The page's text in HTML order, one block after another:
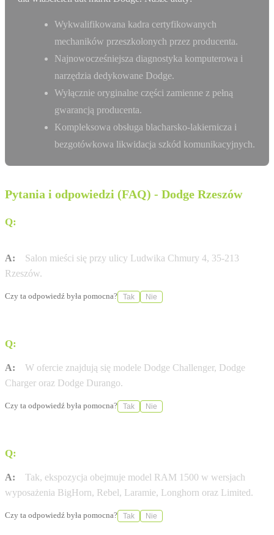
Wykwalifikowana kadra certyfikowanych
mechaników przeszkolonych przez producenta.
Najnowocześniejsza diagnostyka komputerowa i
narzędzia dedykowane Dodge.
Wyłącznie oryginalne części zamienne z pełną
gwarancją producenta.
Kompleksowa obsługa blacharsko-lakiernicza i
bezgotówkowa likwidacja szkód komunikacyjnych.
Pytania i odpowiedzi (FAQ) - Dodge Rzeszów
Q:
A:
Salon mieści się przy ulicy Ludwika Chmury 4, 35-213
Rzeszów.
Czy ta odpowiedź była pomocna? Tak Nie
Q:
A:
W ofercie znajdują się modele Dodge Challenger, Dodge
Charger oraz Dodge Durango.
Czy ta odpowiedź była pomocna? Tak Nie
Q:
A:
Tak, ekspozycja obejmuje model RAM 1500 w wersjach
wyposażenia BigHorn, Rebel, Laramie, Longhorn oraz Limited.
Czy ta odpowiedź była pomocna? Tak Nie